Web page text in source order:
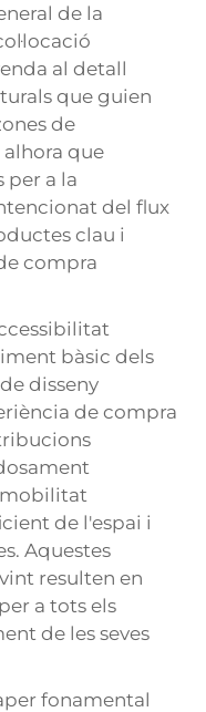
de la
al detall
que guien
de
que
per a la
del flux
clau i
compra
bàsic dels
disseny
de compra
mobilitat
de l'espai i
Aquestes
resulten en
a tots els
de les seves
fonamental